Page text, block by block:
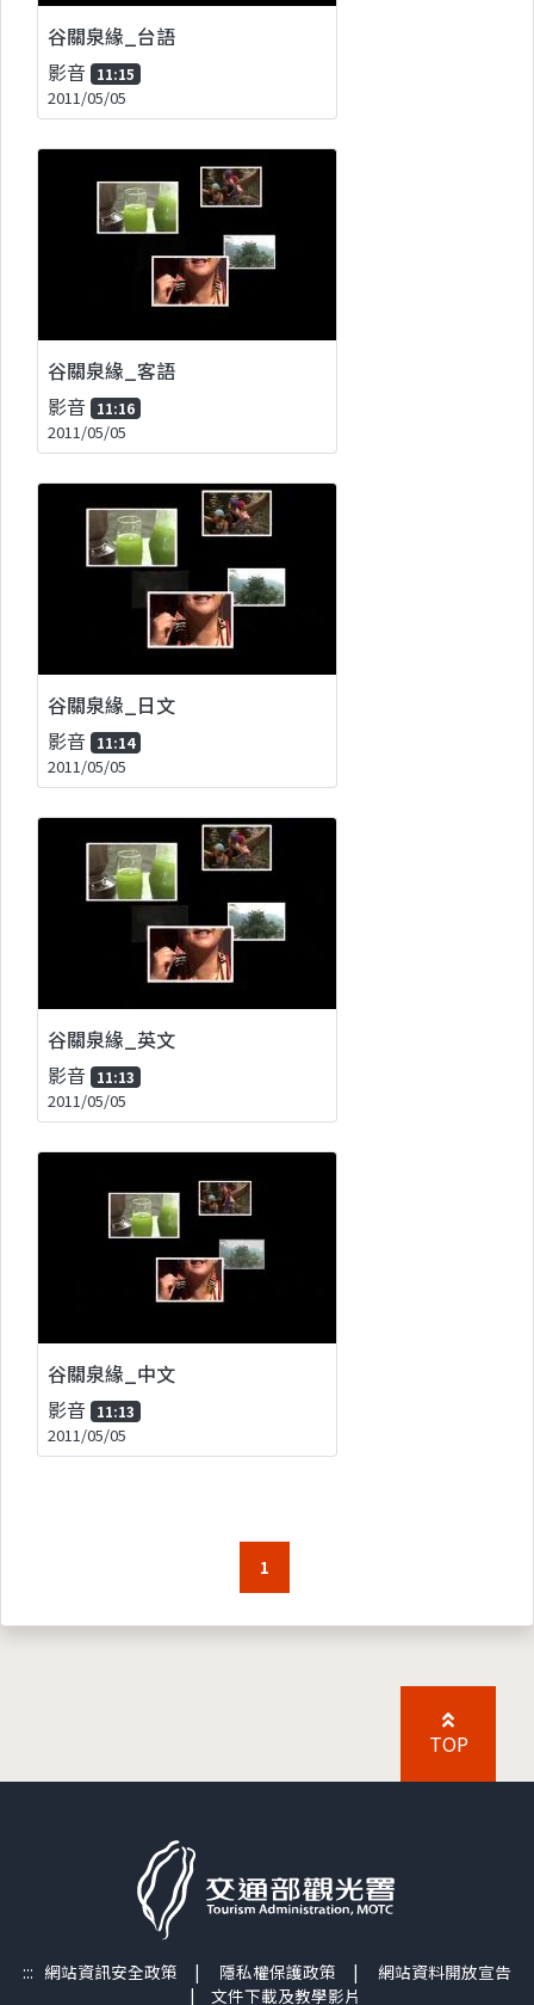
谷關泉緣_台語
影音 11:15
2011/05/05
谷關泉緣_客語
影音 11:16
2011/05/05
谷關泉緣_日文
影音 11:14
2011/05/05
谷關泉緣_英文
影音 11:13
2011/05/05
谷關泉緣_中文
影音 11:13
2011/05/05
1
TOP
::: 網站資訊安全政策 | 隱私權保護政策 | 網站資料開放宣告
| 文件下載及教學影片